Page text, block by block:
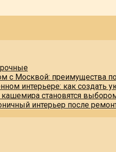
с Москвой: преимущества
интерьере: как создать
становятся
интерьер после